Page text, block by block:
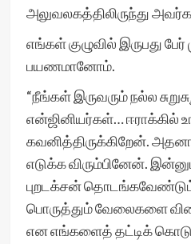
அலுவலகத்திலிருந்து
எங்கள் குழுவில் இருபது
பயணமானோம்.
“நீங்கள் இருவரும் நல்ல
என்ஜினியர்கள்… ஈராக்கில்
கவனித்திருக்கிறேன்.
எடுக்க விரும்பினேன்.
புறடக்சன்
பொருத்தும் வேலைகளை
என எங்களைத் தட்டிக்